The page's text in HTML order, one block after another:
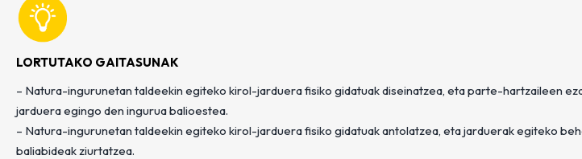
LORTUTAKO GAITASUNAK
– Natura-ingurunetan taldeekin egiteko kirol-jarduera fisiko gidatuak diseinatzea, eta parte-hartzaileen
jarduera egingo den ingurua balioestea.
– Natura-ingurunetan taldeekin egiteko kirol-jarduera fisiko gidatuak antolatzea, eta jarduerak egiteko
baliabideak ziurtatzea.